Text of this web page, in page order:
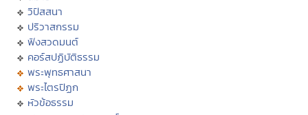
วิปัสสนา
ปริวาสกรรม
ฟังสวดมนต์
คอร์สปฏิบัติธรรม
พระพุทธศาสนา
พระไตรปิฏก
หัวข้อธรรม